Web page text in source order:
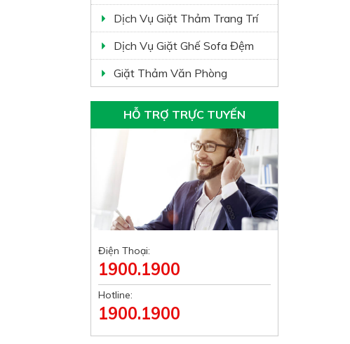
Dịch Vụ Giặt Thảm Trang Trí
Dịch Vụ Giặt Ghế Sofa Đệm
Giặt Thảm Văn Phòng
HỖ TRỢ TRỰC TUYẾN
Điện Thoại:
1900.1900
Hotline:
1900.1900